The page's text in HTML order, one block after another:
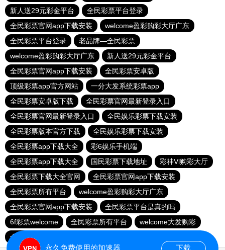
新人送29元彩金平台
全民彩票平台登录
全民彩票官网app下载安装
welcome盈彩购彩大厅广东
全民彩票平台登录
老品牌—全民彩票
welcome盈彩购彩大厅广东
新人送29元彩金平台
全民彩票官网app下载安装
全民彩票安卓版
顶级彩票app官方网站
一分大发系统彩票app
全民彩票安卓版下载
全民彩票官网最新登录入口
全民彩票官网最新登录入口
全民娱乐彩票下载安装
全民彩票版本官方下载
全民娱乐彩票下载安装
全民彩票app下载大全
彩6娱乐手机端
全民彩票app下载大全
国民彩票下载地址
彩神Vl购彩大厅
全民彩票下载大全官网
全民彩票官网app下载安装
全民彩票所有平台
welcome盈彩购彩大厅广东
全民彩票官网app下载安装
全民彩票平台是真的吗
6f彩票welcome
全民彩票所有平台
welcome大发购彩
全民彩票所有平台
永久免费使用的加速器 下载